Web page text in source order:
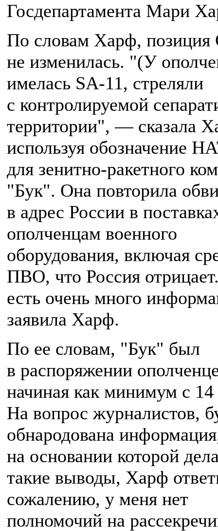
Госдепартамента Мари
По словам Харф,
не изменилась. "(У
имелась SA-11, стреляли
с контролируемой
территории", — сказала
используя обозначение
для зенитно-ракетного
"Бук". Она повторила
в адрес России в
ополченцам военного
оборудования, включая
ПВО, что Россия
есть очень много
заявила Харф.
По ее словам, "Бук" был
в распоряжении
начиная как минимум с
На вопрос журналистов,
обнародована
на основании которой
такие выводы, Харф
сожалению, у меня нет
полномочий на